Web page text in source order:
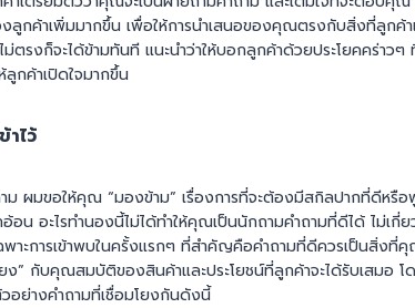
ลูกค้าเพิ่มมากขึ้น เพื่อให้การนำเสนอของคุณตรงกับสิ่งที่ลูกค้
ม่ตรงก็จะได้ข้ามทันที แนะนำว่าให้บอกลูกค้าด้วยประโยคคร่าว
กค้าเปิดใจมากขึ้น
าไว้
ม ผมขอให้คุณ “มองข้าม” เรื่องการที่จะต้องมีสกิลปากที่ดีหรือ
น อะไรทำนองนี้ไม่ได้ทำให้คุณเป็นนักถามคำถามที่ดีได้ ไม่เกี่ย
พาะการเข้าพบในครั้งแรกๆ ที่สำคัญคือคำถามที่ดีควรเป็นสิ่งที่
ง” กับคุณสมบัติของสินค้าและประโยชน์ที่ลูกค้าจะได้รับเสมอ โ
อย่างคำถามที่เชื่อมโยงกันดังนี้